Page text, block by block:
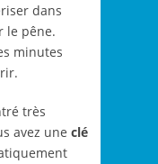
dans
le pêne.
minutes
très
avez une clé